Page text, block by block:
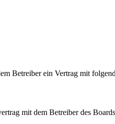
Betreiber ein Vertrag mit
mit dem Betreiber des